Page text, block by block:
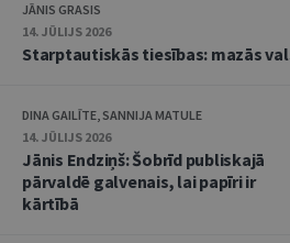
JĀNIS GRASIS
14. JŪLIJS 2026
Starptautiskās tiesības: mazās
DINA GAILĪTE, SANNIJA MATULE
14. JŪLIJS 2026
Jānis Endziņš: Šobrīd publiskajā
pārvaldē galvenais, lai papīri ir
kārtībā